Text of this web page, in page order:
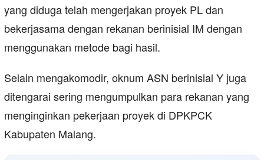
yang diduga telah mengerjakan proyek PL dan
bekerjasama dengan rekanan berinisial IM dengan
menggunakan metode bagi hasil.
Selain mengakomodir, oknum ASN berinisial Y juga
ditengarai sering mengumpulkan para rekanan yang
menginginkan pekerjaan proyek di DPKPCK
Kabupaten Malang.